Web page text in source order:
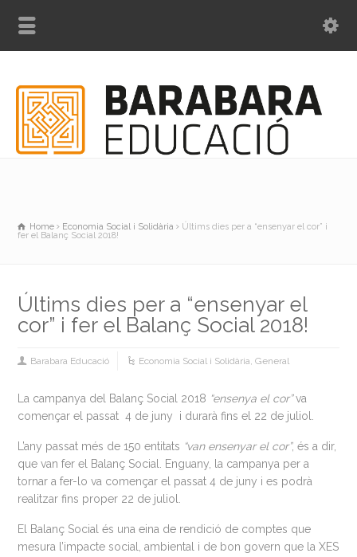
Home Economia Social i Solidària
Últims dies per a “ensenyar el cor” i
fer el Balanç Social 2018!
Últims dies per a “ensenyar el
cor” i fer el Balanç Social 2018!
Barabara Educació Economia Social i Solidària,General
La campanya del Balanç Social 2018 “ensenya el cor”va
començar el passat 4 de juny i durarà fins el 22 de juliol.
L’any passat més de 150 entitats “van ensenyar el cor”, és a dir,
que van fer el Balanç Social. Enguany, la campanya per a
tornar a fer-lo va començar el passat 4 de juny i es podrà
realitzar fins proper 22 de juliol.
El Balanç Social és una eina de rendició de comptes que
mesura l’impacte social, ambiental i de bon govern que la XES